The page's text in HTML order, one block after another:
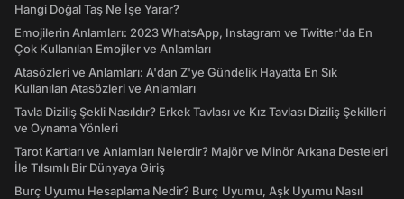
Hangi Doğal Taş Ne İşe Yarar?
Emojilerin Anlamları: 2023 WhatsApp, Instagram ve Twitter'da En
Çok Kullanılan Emojiler ve Anlamları
Atasözleri ve Anlamları: A'dan Z'ye Gündelik Hayatta En Sık
Kullanılan Atasözleri ve Anlamları
Tavla Diziliş Şekli Nasıldır? Erkek Tavlası ve Kız Tavlası Diziliş Şekilleri
ve Oynama Yönleri
Tarot Kartları ve Anlamları Nelerdir? Majör ve Minör Arkana Desteleri
İle Tılsımlı Bir Dünyaya Giriş
Burç Uyumu Hesaplama Nedir? Burç Uyumu, Aşk Uyumu Nasıl